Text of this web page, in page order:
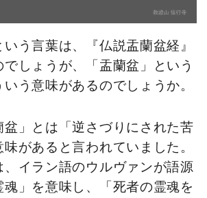
いう言葉は、『仏説盂蘭盆経』
しょうが、「盂蘭盆」という
う意味があるのでしょうか。
盆」とは「逆さづりにされた苦
があると言われていました。
、イラン語のウルヴァンが語源
」を意味し、「死者の霊魂を